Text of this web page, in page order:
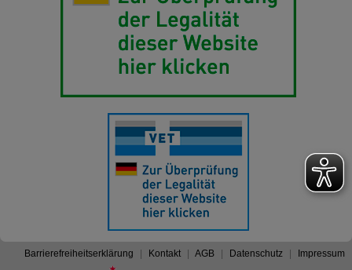
Barrierefreiheitserklärung Kontakt AGB Datenschutz Impressum